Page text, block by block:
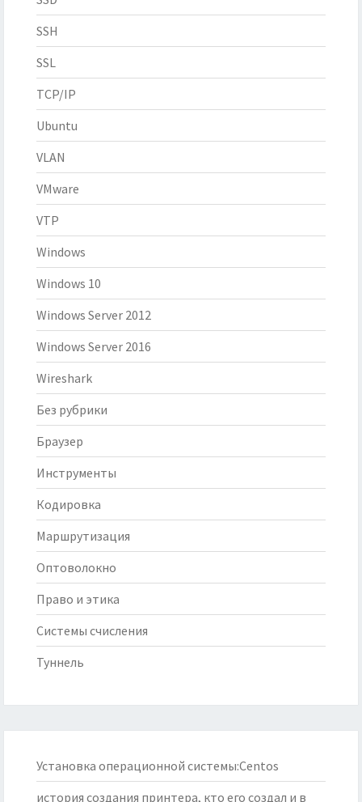
SSH
SSL
TCP/IP
Ubuntu
VLAN
VMware
VTP
Windows
Windows 10
Windows Server 2012
Windows Server 2016
Wireshark
Без рубрики
Браузер
Инструменты
Кодировка
Маршрутизация
Оптоволокно
Право и этика
Системы счисления
Туннель
Установка операционной системы:Centos
история создания принтера, кто его создал и в